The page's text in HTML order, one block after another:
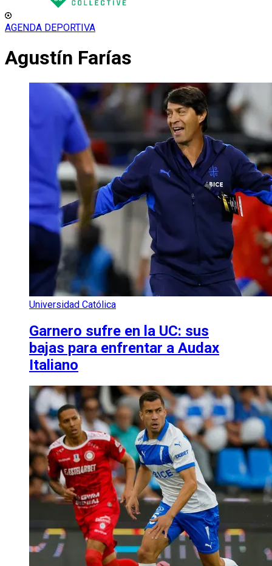
AGENDA DEPORTIVA
Agustín Farías
Universidad Católica
Garnero sufre en la UC: sus
bajas para enfrentar a Audax
Italiano